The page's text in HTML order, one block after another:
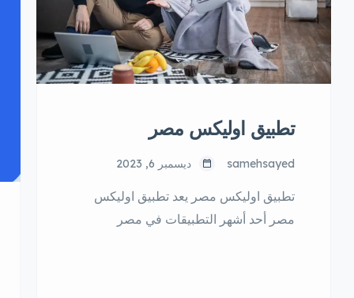
تطبيق اوليكس مصر
samehsayed ديسمبر 6, 2023
تطبيق اوليكس مصر يعد تطبيق اوليكس
مصر أحد أشهر التطبيقات في مصر